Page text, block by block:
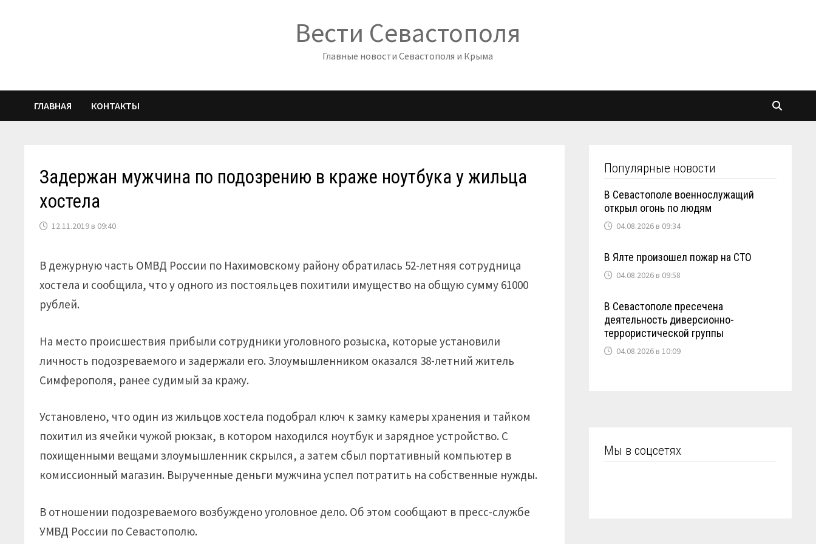
Вести Севастополя
Главные новости Севастополя и Крыма
ГЛАВНАЯ КОНТАКТЫ
Задержан мужчина по подозрению в краже ноутбука у жильца
хостела
12.11.2019 в 09:40
В дежурную часть ОМВД России по Нахимовскому району обратилась 52-летняя сотрудница
хостела и сообщила, что у одного из постояльцев похитили имущество на общую сумму 61000
рублей.
На место происшествия прибыли сотрудники уголовного розыска, которые установили
личность подозреваемого и задержали его. Злоумышленником оказался 38-летний житель
Симферополя, ранее судимый за кражу.
Установлено, что один из жильцов хостела подобрал ключ к замку камеры хранения и тайком
похитил из ячейки чужой рюкзак, в котором находился ноутбук и зарядное устройство. С
похищенными вещами злоумышленник скрылся, а затем сбыл портативный компьютер в
комиссионный магазин. Вырученные деньги мужчина успел потратить на собственные нужды.
В отношении подозреваемого возбуждено уголовное дело. Об этом сообщают в пресс-службе
УМВД России по Севастополю.
Популярные новости
В Севастополе военнослужащий
открыл огонь по людям
04.08.2026 в 09:34
В Ялте произошел пожар на СТО
04.08.2026 в 09:58
В Севастополе пресечена
деятельность диверсионно-
террористической группы
04.08.2026 в 10:09
Мы в соцсетях